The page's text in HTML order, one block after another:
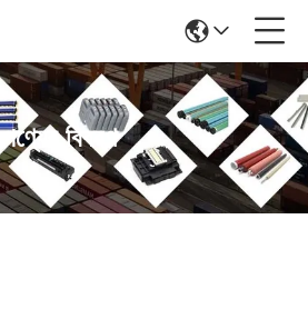
পণ্যের বিবরণ